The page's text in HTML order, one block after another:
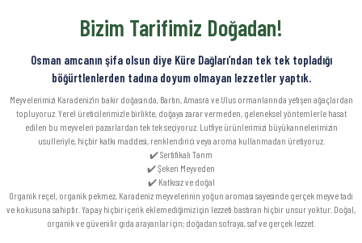
Bizim Tarifimiz Doğadan!
Osman amcanın şifa olsun diye Küre Dağları’ndan tek tek topladığı
böğürtlenlerden tadına doyum olmayan lezzetler yaptık.
Meyvelerimizi Karadeniz’in bakir doğasında, Bartın, Amasra ve Ulus ormanlarında yetişen ağaçlardan
topluyoruz. Yerel üreticilerimizle birlikte, doğaya zarar vermeden, geleneksel yöntemlerle hasat
edilen bu meyveleri pazarlardan tek tek seçiyoruz. Lutfiye ürünlerimizi büyükannelerimizin
usulleriyle, hiçbir katkı maddesi, renklendirici veya aroma kullanmadan üretiyoruz.
✔️ Sertifikalı Tarım
✔️ Şekeri Meyveden
✔️ Katkısız ve doğal
Organik reçel, organik pekmez, Karadeniz meyvelerinin yoğun aroması sayesinde gerçek meyve tadı
ve kokusuna sahiptir. Yapay hiçbir içerik eklemediğimiz için lezzeti bastıran hiçbir unsur yoktur. Doğal,
organik ve güvenilir gıda arayanlar için; doğadan sofraya, saf ve gerçek lezzet.